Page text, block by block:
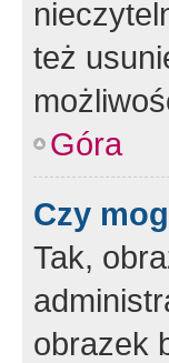
też
Góra
Czy
Tak,
obrazek